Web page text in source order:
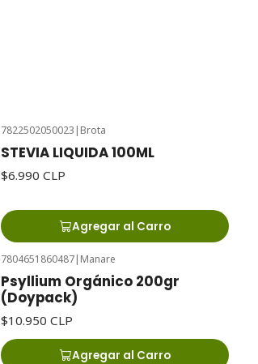
7822502050023 | Brota
STEVIA LIQUIDA 100ML
$6.990 CLP
Agregar al Carro
7804651860487| Manare
Psyllium Orgánico 200gr
(Doypack)
$10.950 CLP
Agregar al Carro